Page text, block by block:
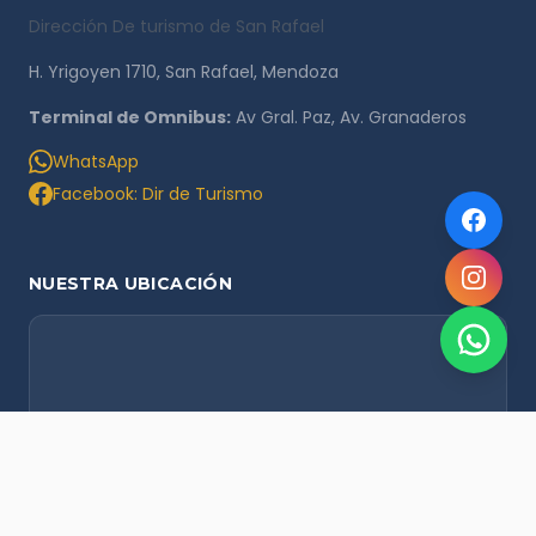
Dirección De turismo de San Rafael
H. Yrigoyen 1710, San Rafael, Mendoza
Terminal de Omnibus: Av Gral. Paz, Av. Granaderos
WhatsApp
Facebook: Dir de Turismo
NUESTRA UBICACIÓN